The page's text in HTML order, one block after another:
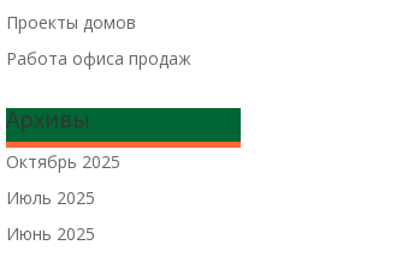
Проекты домов
Работа офиса продаж
Архивы
Октябрь 2025
Июль 2025
Июнь 2025